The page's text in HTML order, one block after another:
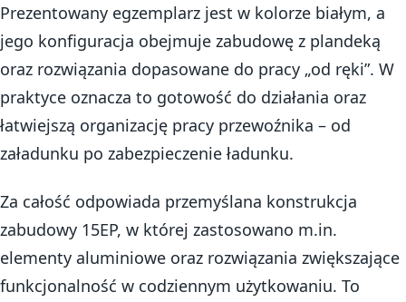
Prezentowany egzemplarz jest w kolorze białym, a
jego konfiguracja obejmuje zabudowę z plandeką
oraz rozwiązania dopasowane do pracy „od ręki”. W
praktyce oznacza to gotowość do działania oraz
łatwiejszą organizację pracy przewoźnika – od
załadunku po zabezpieczenie ładunku.
Za całość odpowiada przemyślana konstrukcja
zabudowy 15EP, w której zastosowano m.in.
elementy aluminiowe oraz rozwiązania zwiększające
funkcjonalność w codziennym użytkowaniu. To